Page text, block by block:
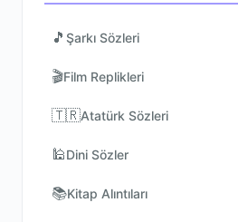
🎵 Şarkı Sözleri
🎬Film Replikleri
🇹🇷Atatürk Sözleri
🕌Dini Sözler
📚Kitap Alıntıları